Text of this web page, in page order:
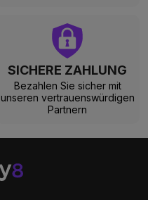
SICHERE ZAHLUNG
Bezahlen Sie sicher mit
unseren vertrauenswürdigen
Partnern